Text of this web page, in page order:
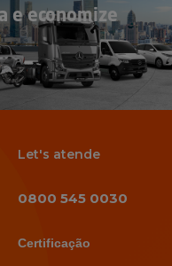
e economize
Let's atende
0800 545 0030
Certificação